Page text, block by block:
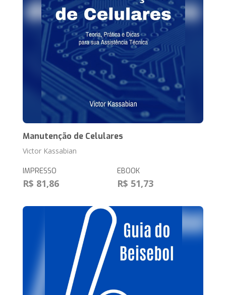
Manutenção de Celulares
Victor Kassabian
IMPRESSO
R$ 81,86
EBOOK
R$ 51,73